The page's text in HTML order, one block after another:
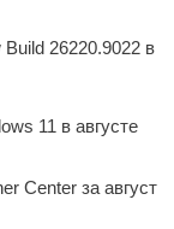
26220.9022 в
11 в августе
Center за август